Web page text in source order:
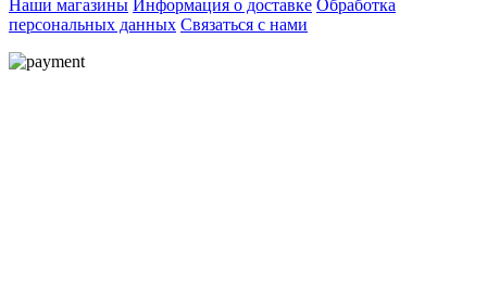
Наши магазины Информация о доставке Обработка
персональных данных Связаться с нами